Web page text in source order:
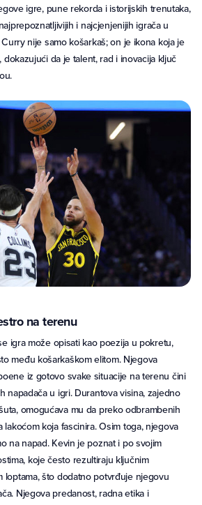
igre, pune rekorda i istorijskih trenutaka,
i najcjenjenijih igrača u
nije samo košarkaš; on je ikona koja je
da je talent, rad i inovacija ključ
na terenu
igra može opisati kao poezija u pokretu,
među košarkaškom elitom. Njegova
iz gotovo svake situacije na terenu čini
napadača u igri. Durantova visina, zajedno
omogućava mu da preko odbrambenih
koja fascinira. Osim toga, njegova
na napad. Kevin je poznat i po svojim
koje često rezultiraju ključnim
loptama, što dodatno potvrđuje njegovu
Njegova predanost, radna etika i